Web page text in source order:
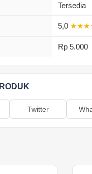
Tersedia
5,0
Rp 5.000
Twitter